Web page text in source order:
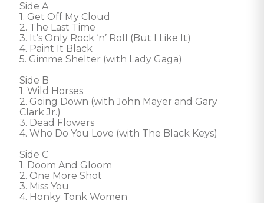
Side A
1. Get Off My Cloud
2. The Last Time
3. It’s Only Rock ‘n’ Roll (But I Like It)
4. Paint It Black
5. Gimme Shelter (with Lady Gaga)
Side B
1. Wild Horses
2. Going Down (with John Mayer and Gary
Clark Jr.)
3. Dead Flowers
4. Who Do You Love (with The Black Keys)
Side C
1. Doom And Gloom
2. One More Shot
3. Miss You
4. Honky Tonk Women